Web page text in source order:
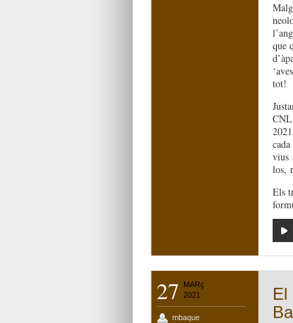
que
tot!
CNL
2021
vius
los,
Els
27
MARç
2021
mbaque
El